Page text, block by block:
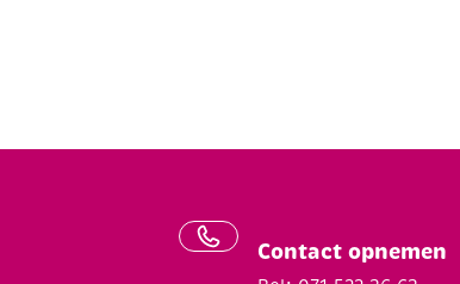
Contact opnemen